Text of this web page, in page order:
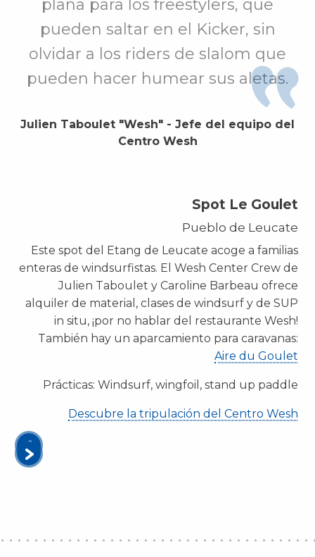
plana para los freestylers, que
pueden saltar en el Kicker, sin
olvidar a los riders de slalom que
pueden hacer humear sus aletas.
Julien Taboulet "Wesh" - Jefe del equipo del
Centro Wesh
Spot Le Goulet
Pueblo de Leucate
Este spot del Etang de Leucate acoge a familias
enteras de windsurfistas. El Wesh Center Crew de
Julien Taboulet y Caroline Barbeau ofrece
alquiler de material, clases de windsurf y de SUP
in situ, ¡por no hablar del restaurante Wesh!
También hay un aparcamiento para caravanas:
Aire du Goulet
Prácticas: Windsurf, wingfoil, stand up paddle
Descubre la tripulación del Centro Wesh